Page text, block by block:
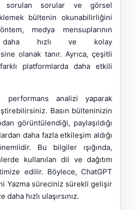
sorulan sorular ve görsel
bültenin okunabilirliğini
medya mensuplarının
daha hızlı ve kolay
olanak tanır. Ayrıca, çeşitli
platformlarda daha etkili
performans analizi yaparak
Basın bülteninizin
görüntülendiği, paylaşıldığı
daha fazla etkileşim aldığı
Bu bilgiler ışığında,
kullanılan dil ve dağıtım
edilir. Böylece, ChatGPT
Yazma süreciniz sürekli gelişir
hızlı ulaşırsınız.